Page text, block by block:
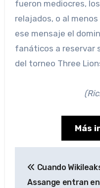
fueron mediocres,
relajados, o al
ese mensaje el
fanáticos a reservar
del torneo Three
Más
de
Cuando
Assange entran